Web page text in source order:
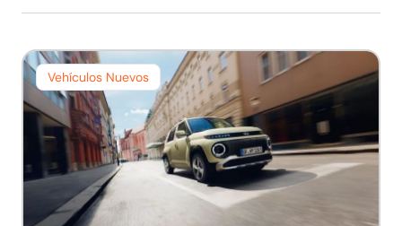
Vehículos Nuevos